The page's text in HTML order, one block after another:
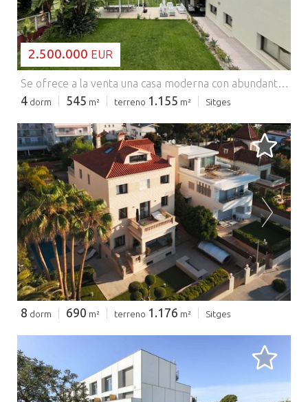
2.500.000 EUR
Se ofrece a la venta una casa moderna con abundante luz natural en la ciudad de Sitges, en la urbanización Sant Pere de Ribes. La vivienda está ubicada en una gran parcela de terreno, en las inmediaciones de toda la infraestructura necesaria, incluyendo zonas comerciales, escuelas internacionales y un cómodo acceso a la autopista en dirección a Barcelona, el aeropuerto y otros puntos clave. La superficie construida total de la casa es de 545 m², de los cuales aproximadamente 200 m² corresponden a terrazas. La casa está situada en una parcela doble de 1.155 m². En el terreno hay un jardín bien cuidado con césped natural, así como una piscina, zona chill-out, barbacoa y un gimnasio con ducha, trastero y vestuario, que se puede convertir en una casa de invitados si es necesario. La casa tiene un interior espacioso y una distribución funcional. Dispone de cuatro dormitorios en total, incluyendo dos suites (una de ellas ubicada en la planta baja), dos dormitorios dobles, dos aseos de cortesía y un baño adicional. En la planta baja se encuentran una amplia cocina con salida al jardín y un gran salón con chimenea. La segunda planta incluye tres dormitorios, zonas de lectura y descanso, así como un despacho. En el sótano hay un garaje para dos coches, lavandería, sala de máquinas, home cinema con bar y un segundo aseo de cortesía. La casa está equipada con paneles solares, sistema de alarma, calefacción a gas, aire acondicionado y acabados de alta calidad de marcas reconocidas. El año de construcción de la casa es 2008.
4 dorm 545 m² terreno 1.155 m² Sitges
CARGANDO...
8 dorm 690 m² terreno 1.176 m² Sitges